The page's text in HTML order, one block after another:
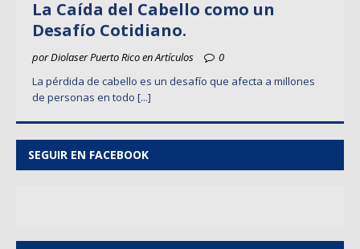
La Caída del Cabello como un
Desafío Cotidiano.
por Diolaser Puerto Rico en Artículos
0
La pérdida de cabello es un desafío que afecta a millones
de personas en todo [...]
SEGUIR EN FACEBOOK